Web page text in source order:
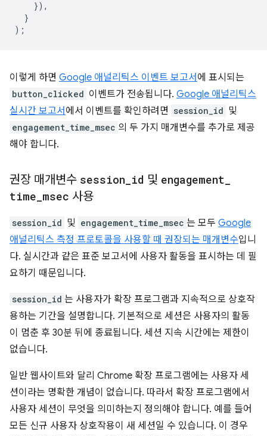
}),
}
);
이렇게 하면 Google 애널리틱스 이벤트 보고서 에 표시되는
button_clicked 이벤트가 전송됩니다. Google 애널리틱스
실시간 보고서 에서 이벤트를 확인하려면 session_id 및
engagement_time_msec 의 두 가지 매개변수를 추가로 제공
해야 합니다.
권장 매개변수 session id 및 engagement
time msec 사용
session_id 및 engagement_time_msec 는 모두 Google
애널리틱스 측정 프로토콜을 사용할 때 권장되는 매개변수입니
다. 실시간과 같은 표준 보고서에 사용자 활동을 표시하는 데 필
요하기 때문입니다.
session_id 는 사용자가 확장 프로그램과 지속적으로 상호작
용하는 기간을 설명합니다. 기본적으로 세션은 사용자의 활동
이 멈춘 후 30분 뒤에 종료됩니다. 세션 지속 시간에는 제한이
없습니다.
일반 웹사이트와 달리 Chrome 확장 프로그램에는 사용자 세
션이라는 명확한 개념이 없습니다. 따라서 확장 프로그램에서
사용자 세션이 무엇을 의미하는지 정의해야 합니다. 예를 들어
모든 신규 사용자 상호작용이 새 세션일 수 있습니다. 이 경우